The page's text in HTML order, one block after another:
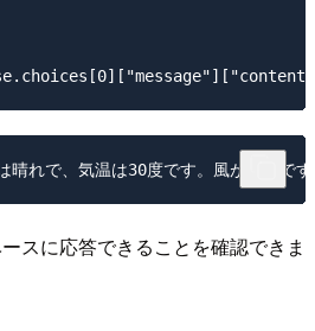
スに応答できることを確認できま